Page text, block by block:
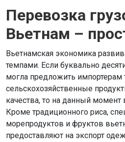
Перевозка
Вьетнам –
Вьетнамская экономика
темпами. Если буквально
могла предложить импортерам
сельскохозяйственные
качества, то на данный
Кроме традиционного риса,
морепродуктов и фруктов
предоставляют на экспорт